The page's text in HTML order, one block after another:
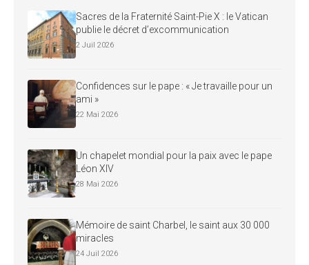
Sacres de la Fraternité Saint-Pie X : le Vatican
publie le décret d’excommunication
2 Juil 2026
Confidences sur le pape : « Je travaille pour un
ami »
22 Mai 2026
Un chapelet mondial pour la paix avec le pape
Léon XIV
28 Mai 2026
Mémoire de saint Charbel, le saint aux 30 000
miracles
24 Juil 2026